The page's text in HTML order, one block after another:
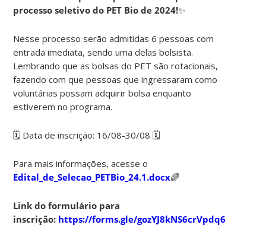
processo seletivo do PET Bio de 2024!✨
Nesse processo serão admitidas 6 pessoas com
entrada imediata, sendo uma delas bolsista.
Lembrando que as bolsas do PET são rotacionais,
fazendo com que pessoas que ingressaram como
voluntárias possam adquirir bolsa enquanto
estiverem no programa.
🗓️ Data de inscrição: 16/08-30/08 🗓️
Para mais informações, acesse o
Edital_de_Selecao_PETBio_24.1.docx🌈
Link do formulário para
inscrição: https://forms.gle/gozYJ8kNS6crVpdq6